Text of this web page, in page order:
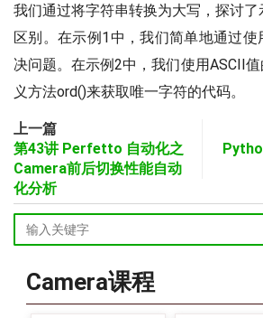
我们通过将字符串转换为大写，探讨
区别。在示例1中，我们简单地通过
决问题。在示例2中，我们使用ASCII
义方法ord()来获取唯一字符的代码。
上一篇
第43讲 Perfetto 自动化之
Camera前后切换性能自动
化分析
Camera课程